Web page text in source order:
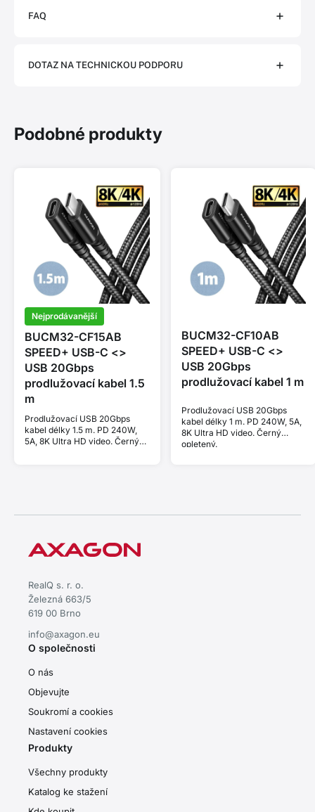
FAQ
DOTAZ NA TECHNICKOU PODPORU
Podobné produkty
Nejprodávanější
BUCM32-CF15AB
SPEED+ USB-C <>
USB 20Gbps
prodlužovací kabel 1.5
m
Prodlužovací USB 20Gbps
kabel délky 1.5 m. PD 240W,
5A, 8K Ultra HD video. Černý
BUCM32-CF10AB
SPEED+ USB-C <>
USB 20Gbps
prodlužovací kabel 1 m
Prodlužovací USB 20Gbps
kabel délky 1 m. PD 240W, 5A,
8K Ultra HD video. Černý
opletený.
RealQ s. r. o.
Železná 663/5
619 00 Brno
info@axagon.eu
O společnosti
O nás
Objevujte
Soukromí a cookies
Nastavení cookies
Produkty
Všechny produkty
Katalog ke stažení